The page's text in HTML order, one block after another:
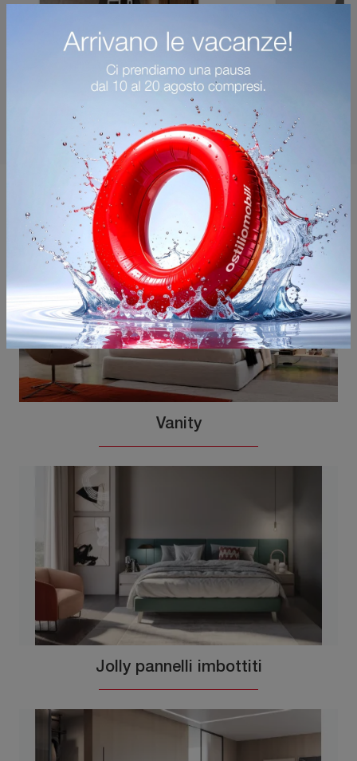
Potrebbero piacerti anche
Vanity
Jolly pannelli imbottiti